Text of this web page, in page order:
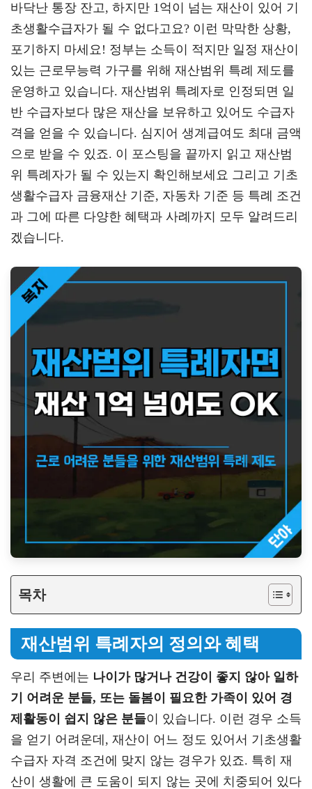
gr
a
m
tt
er
eb
oo
k
바닥난 통장 잔고, 하지만 1억이 넘는 재산이 있어 기
초생활수급자가 될 수 없다고요? 이런 막막한 상황,
포기하지 마세요! 정부는 소득이 적지만 일정 재산이
있는 근로무능력 가구를 위해 재산범위 특례 제도를
운영하고 있습니다. 재산범위 특례자로 인정되면 일
반 수급자보다 많은 재산을 보유하고 있어도 수급자
격을 얻을 수 있습니다. 심지어 생계급여도 최대 금액
으로 받을 수 있죠. 이 포스팅을 끝까지 읽고 재산범
위 특례자가 될 수 있는지 확인해보세요 그리고 기초
생활수급자 금융재산 기준, 자동차 기준 등 특례 조건
과 그에 따른 다양한 혜택과 사례까지 모두 알려드리
겠습니다.
목차
재산범위 특례자의 정의와 혜택
우리 주변에는 나이가 많거나 건강이 좋지 않아 일하
기 어려운 분들, 또는 돌봄이 필요한 가족이 있어 경
제활동이 쉽지 않은 분들이 있습니다. 이런 경우 소득
을 얻기 어려운데, 재산이 어느 정도 있어서 기초생활
수급자 자격 조건에 맞지 않는 경우가 있죠. 특히 재
산이 생활에 큰 도움이 되지 않는 곳에 치중되어 있다